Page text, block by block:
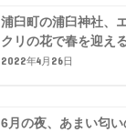
浦臼町の浦臼神社、
クリの花で春を迎え
2022年4月26日
6月の夜、あまい匂